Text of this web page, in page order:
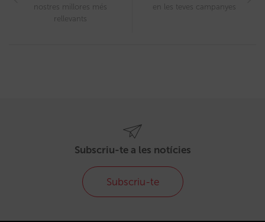
nostres millores més
rellevants
en les teves campanyes
Subscriu-te a les notícies
Subscriu-te